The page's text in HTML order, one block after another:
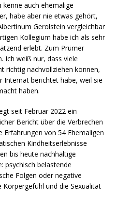
kenne auch ehemalige
habe aber nie etwas gehört,
Gerolstein vergleichbar
Kollegium habe ich als sehr
erlebt. Zum Prümer
Ich weiß nur, dass viele
richtig nachvollziehen können,
Internat berichtet habe, weil sie
haben.
seit Februar 2022 ein
Bericht über die Verbrechen
Erfahrungen von 54 Ehemaligen
Kindheitserlebnisse
bis heute nachhaltige
psychisch belastende
Folgen oder negative
und die Sexualität